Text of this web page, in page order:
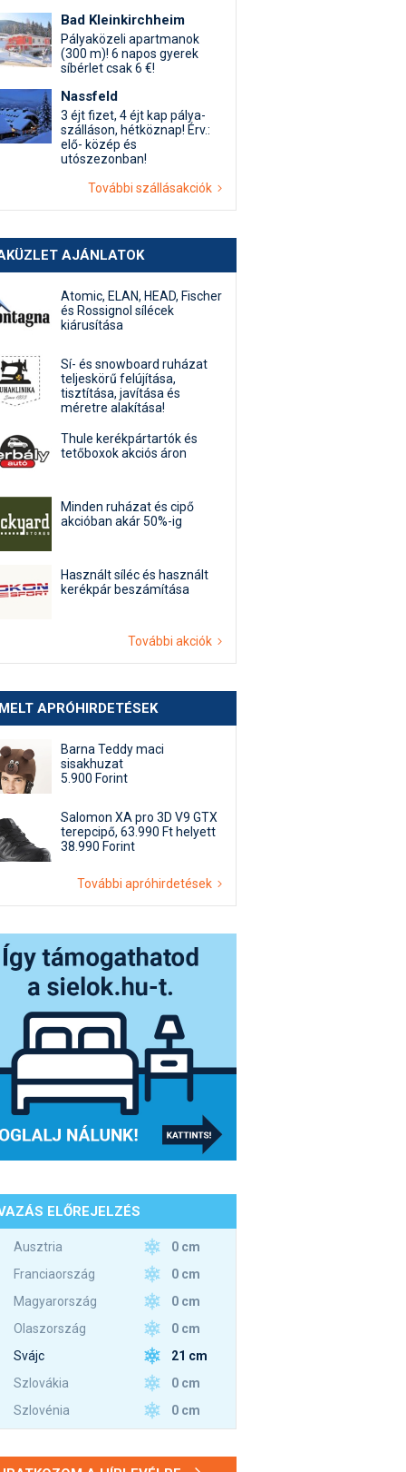
Bad Kleinkirchheim
Pályaközeli apartmanok
(300 m)! 6 napos gyerek
síbérlet csak 6 €!
Nassfeld
3 éjt fizet, 4 éjt kap pálya-
szálláson, hétköznap! Érv.:
elő- közép és
utószezonban!
További szállásakciók
AJÁNLATOK
Atomic, ELAN, HEAD, Fischer
és Rossignol sílécek
kiárusítása
Sí- és snowboard ruházat
teljeskörű felújítása,
tisztítása, javítása és
méretre alakítása!
Thule kerékpártartók és
tetőboxok akciós áron
Minden ruházat és cipő
akcióban akár 50%-ig
Használt síléc és használt
kerékpár beszámítása
További akciók
APRÓHIRDETÉSEK
Barna Teddy maci
sisakhuzat
5.900 Forint
Salomon XA pro 3D V9 GTX
terepcipő, 63.990 Ft helyett
38.990 Forint
További apróhirdetések
ELŐREJELZÉS
Ausztria
0 cm
Franciaország
0 cm
Magyarország
0 cm
Olaszország
0 cm
Svájc
21 cm
Szlovákia
0 cm
Szlovénia
0 cm